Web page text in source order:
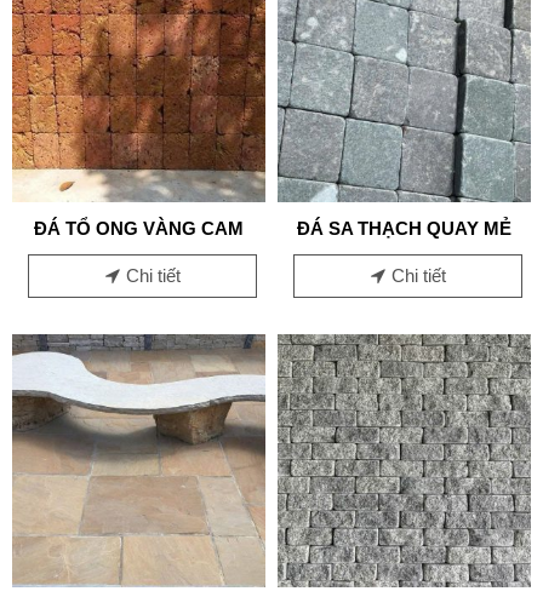
ĐÁ TỔ ONG VÀNG CAM
Chi tiết
ĐÁ SA THẠCH QUAY MẺ
Chi tiết